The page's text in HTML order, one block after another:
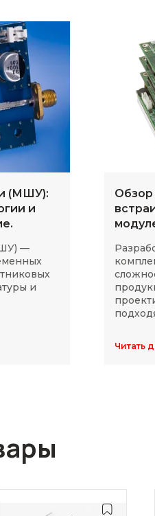
(МШУ):
и
—
и
Читать